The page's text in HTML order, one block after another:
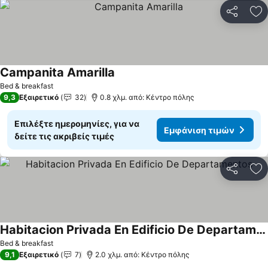
Bed & breakfast
Campanita Amarilla
9,3 Εξαιρετικό 32 0.8 χλμ. από: Κέντρο πόλης
Επιλέξτε ημερομηνίες, για να
δείτε τις ακριβείς τιμές
Εμφάνιση τιμών
Bed & breakfast
Habitacion Privada En Edificio De Departamentos
9,1 Εξαιρετικό 7 2.0 χλμ. από: Κέντρο πόλης